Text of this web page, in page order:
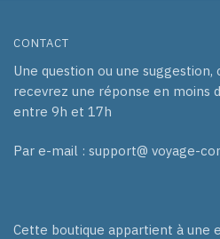
CONTACT
Une question ou une
recevrez une réponse en moins
entre 9h et 17h
Par e-mail : support@ voyage-
Cette boutique appartient à une